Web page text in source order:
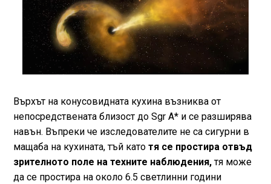
Върхът на конусовидната кухина възниква от
непосредствената близост до Sgr A* и се разширява
навън. Въпреки че изследователите не са сигурни в
мащаба на кухината, тъй катотя се простира отвъд
зрителното поле на техните наблюдения,тя може
да се простира на около 6.5 светлинни години